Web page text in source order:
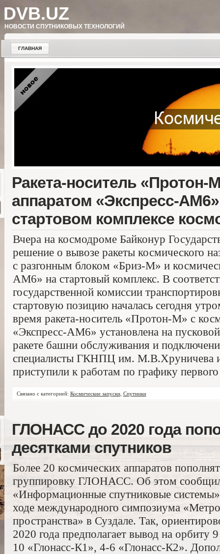
DVB.UZ
НОВОСТИ СПУТНИКОВЫХ ТЕХНОЛОГИЙ
ГЛАВНАЯ
Ракета-носитель «Протон-
аппаратом «Экспресс-
стартовом комплексе
Вчера на космодроме Байконур
решение о вывозе ракеты космического
с разгонным блоком «Бриз-М» и
АМ6» на стартовый комплекс. В
государственной комиссии
стартовую позицию началась сегодня
время ракета-носитель «Протон-М» с
«Экспресс-АМ6» установлена на
ракете башни обслуживания и
специалисты ГКНПЦ им. М.В.Хруничева
приступили к работам по графику
Связано с категорией: Космические запуски, Спутники
ГЛОНАСС до 2020 года
десятками спутников
Более 20 космических аппаратов
группировку ГЛОНАСС. Об этом
«Информационные спутниковые
ходе международного симпозиума
пространства» в Суздале. Так,
2020 года предполагает вывод на орбиту
10 «Глонасс-К1», 4-6 «Глонасс-К2».